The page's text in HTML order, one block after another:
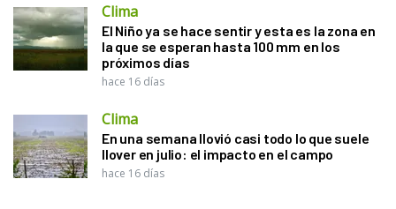
Clima
El Niño ya se hace sentir y esta es la zona en
la que se esperan hasta 100 mm en los
próximos días
hace 16 días
Clima
En una semana llovió casi todo lo que suele
llover en julio: el impacto en el campo
hace 16 días